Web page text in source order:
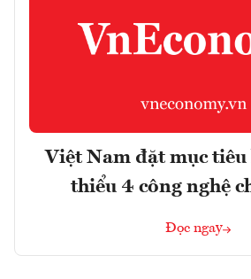
Việt Nam đặt mục
thiểu 4 công nghệ
Đọc ngay